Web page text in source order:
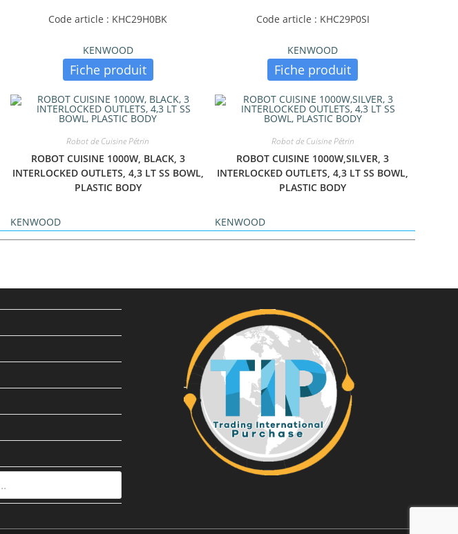
Code article : KHC29H0BK
KENWOOD
Fiche produit
Robot de Cuisine Pétrin
ROBOT CUISINE 1000W, BLACK, 3
INTERLOCKED OUTLETS, 4,3 LT SS BOWL,
PLASTIC BODY
KENWOOD
Code article : KHC29P0SI
KENWOOD
Fiche produit
Robot de Cuisine Pétrin
ROBOT CUISINE 1000W,SILVER, 3
INTERLOCKED OUTLETS, 4,3 LT SS BOWL,
PLASTIC BODY
KENWOOD